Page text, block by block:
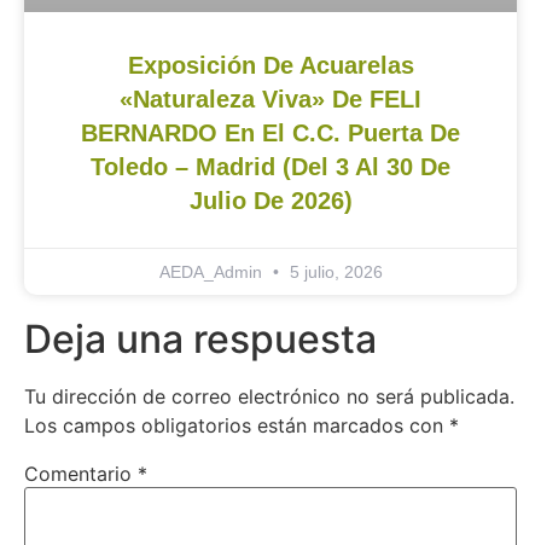
Exposición De Acuarelas
«Naturaleza Viva» De FELI
BERNARDO En El C.C. Puerta De
Toledo – Madrid (del 3 Al 30 De
Julio De 2026)
AEDA_Admin 5 julio, 2026
Deja una respuesta
Tu dirección de correo electrónico no será publicada.
Los campos obligatorios están marcados con *
Comentario *